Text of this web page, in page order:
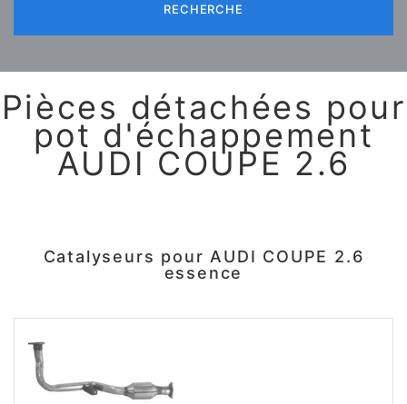
RECHERCHE
Pièces détachées pour
pot d'échappement
AUDI COUPE 2.6
Catalyseurs pour AUDI COUPE 2.6
essence